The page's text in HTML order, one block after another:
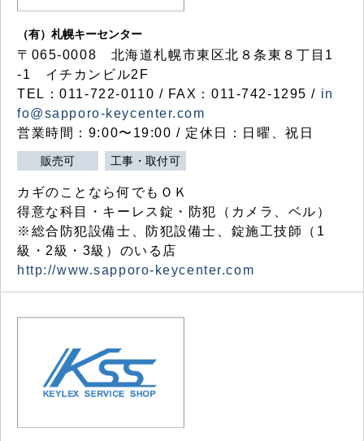
（有）札幌キーセンター
〒065-0008 北海道札幌市東区北８条東８丁目1
-1 イチカンビル2F
TEL：011-722-0110 / FAX：011-742-1295 / in
fo@sapporo-keycenter.com
営業時間：9:00〜19:00 / 定休日：日曜、祝日
販売可 工事・取付可
カギのことなら何でもＯＫ
得意な科目・キーレス錠・防犯（カメラ、ベル）
※総合防犯設備士、防犯設備士、錠施工技師（1
級・2級・3級）のいる店
http://www.sapporo-keycenter.com